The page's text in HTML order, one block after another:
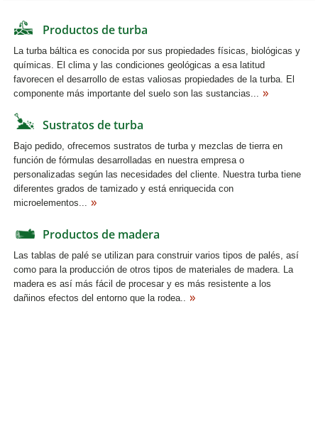
Productos de turba
La turba báltica es conocida por sus propiedades físicas, biológicas y
químicas. El clima y las condiciones geológicas a esa latitud
favorecen el desarrollo de estas valiosas propiedades de la turba. El
componente más importante del suelo son las sustancias...
Sustratos de turba
Bajo pedido, ofrecemos sustratos de turba y mezclas de tierra en
función de fórmulas desarrolladas en nuestra empresa o
personalizadas según las necesidades del cliente. Nuestra turba tiene
diferentes grados de tamizado y está enriquecida con
microelementos...
Productos de madera
Las tablas de palé se utilizan para construir varios tipos de palés, así
como para la producción de otros tipos de materiales de madera. La
madera es así más fácil de procesar y es más resistente a los
dañinos efectos del entorno que la rodea..